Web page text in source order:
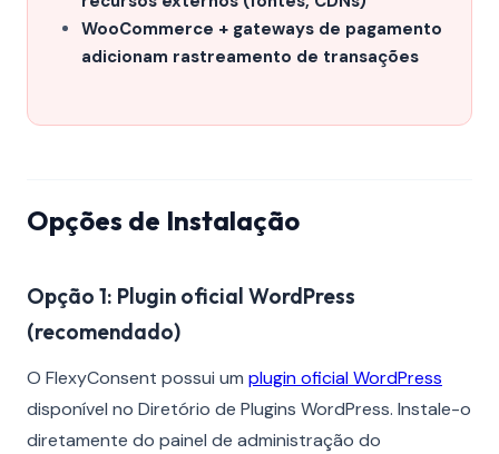
WooCommerce + gateways de pagamento
adicionam rastreamento de transações
Opções de Instalação
Opção 1: Plugin oficial WordPress
(recomendado)
O FlexyConsent possui um plugin oficial WordPress
disponível no Diretório de Plugins WordPress. Instale-o
diretamente do painel de administração do